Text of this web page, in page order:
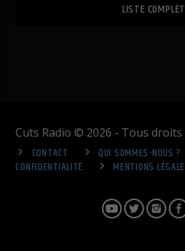
LISTE
Cuts Radio © 2026 - Tous droits
CONTACT
QUI SOMMES-NOUS ?
CONFIDENTIALITÉ
MENTIONS